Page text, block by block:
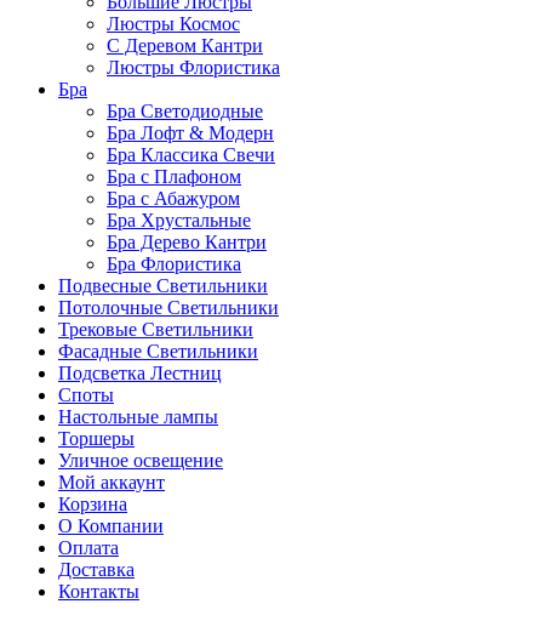
Люстры Космос
С Деревом Кантри
Люстры Флористика
Бра
Бра Светодиодные
Бра Лофт & Модерн
Бра Классика Свечи
Бра с Плафоном
Бра с Абажуром
Бра Хрустальные
Бра Дерево Кантри
Бра Флористика
Подвесные Светильники
Потолочные Светильники
Трековые Светильники
Фасадные Светильники
Подсветка Лестниц
Споты
Настольные лампы
Торшеры
Уличное освещение
Мой аккаунт
Корзина
О Компании
Оплата
Доставка
Контакты